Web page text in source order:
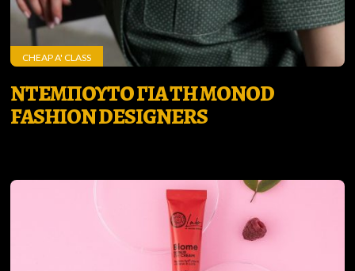
CHEAP A' CLASS
ΝΤΕΜΠΟΥΤΟ ΓΙΑ ΤΗ MONOD
FASHION DESIGNERS